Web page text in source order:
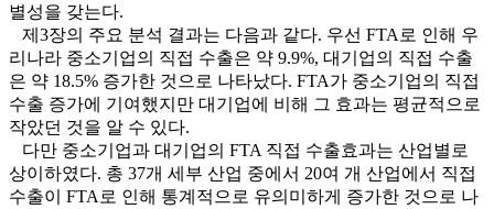
별성을 갖는다.
제3장의 주요 분석 결과는 다음과 같다. 우선 FTA로 인해 우
리나라 중소기업의 직접 수출은 약 9.9%, 대기업의 직접 수출
은 약 18.5% 증가한 것으로 나타났다. FTA가 중소기업의 직접
수출 증가에 기여했지만 대기업에 비해 그 효과는 평균적으로
작았던 것을 알 수 있다.
다만 중소기업과 대기업의 FTA 직접 수출효과는 산업별로
상이하였다. 총 37개 세부 산업 중에서 20여 개 산업에서 직접
수출이 FTA로 인해 통계적으로 유의미하게 증가한 것으로 나